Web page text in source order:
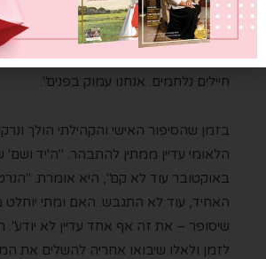
במלחמה הנוכחית, התהליך קורה
"אני אומרת את זה בכל הרצאה ומתפללת
הפעם האחרונה, אבל אנחנו עדיין בתוך
חיילים נלחמים. אנחנו עמוק בפנים".
בזמן שהסיפור האישי והקהילתי הולך
הלאומי עדיין ממתין להתבהר. "ה'יד
באוקטובר עוד לא קם", היא אומרת.
האחיד, עוד לא התגבש. האם ומתי יוחלט
שיסופר – את זה אף אחד עדיין לא יודע".
לזמן ולאלו שיבואו אחריה להשלים את